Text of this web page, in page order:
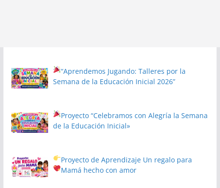
“Aprendemos Jugando: Talleres por la
Semana de la Educación Inicial 2026”
Proyecto“Celebramos con Alegría la Semana
de la Educación Inicial»
Proyecto de Aprendizaje Un regalo para
Mamá hecho con amor